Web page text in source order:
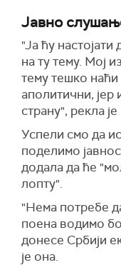
Јавно
"Ја ћу
на ту тему. Мој
тему тешко
аполитични, јер
страну", рекла
Успели смо да
поделимо
додала да ће
лопту".
"Нема потребе
поена водимо
донесе Србији
је она.